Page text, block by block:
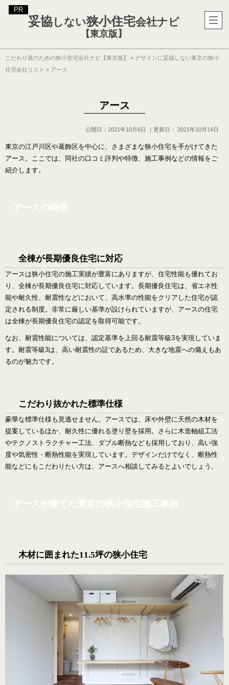
妥協しない狭小住宅会社ナビ
【東京版】
こだわり派のための狭小住宅会社ナビ【東京版】 » デザインに妥協しない東京の狭小
住宅会社リスト » アース
アース
公開日： 2021年10月6日 ｜更新日： 2021年10月14日
東京の江戸川区や葛飾区を中心に、さまざまな狭小住宅を手がけてきた
アース。ここでは、同社の口コミ評判や特徴、施工事例などの情報をご
紹介します。
全棟が長期優良住宅に対応
アースは狭小住宅の施工実績が豊富にありますが、住宅性能も優れてお
り、全棟が長期優良住宅に対応しています。長期優良住宅は、省エネ性
能や耐久性、耐震性などにおいて、高水準の性能をクリアした住宅が認
定される制度。非常に厳しい基準が設けられていますが、アースの住宅
は全棟が長期優良住宅の認定を取得可能です。
なお、耐震性能については、認定基準を上回る耐震等級3を実現していま
す。耐震等級3は、高い耐震性の証であるため、大きな地震への備えもあ
るのが魅力です。
こだわり抜かれた標準仕様
豪華な標準仕様も見逃せません。アースでは、床や外壁に天然の木材を
提案しているほか、耐久性に優れる塗り壁を採用。さらに木造軸組工法
やテクノストラクチャー工法、ダブル断熱なども採用しており、高い強
度や気密性・断熱性能を実現しています。デザインだけでなく、断熱性
能などにもこだわりたい方は、アースへ相談してみるとよいでしょう。
木材に囲まれた11.5坪の狭小住宅